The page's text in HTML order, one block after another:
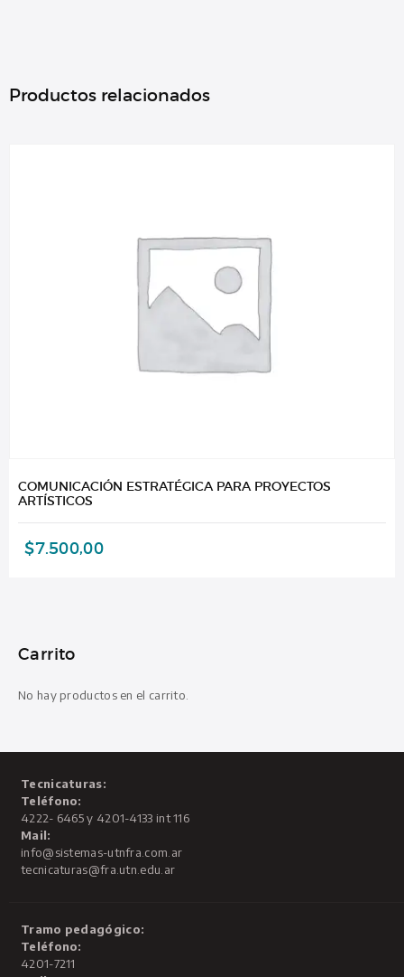
Productos relacionados
COMUNICACIÓN ESTRATÉGICA PARA PROYECTOS
ARTÍSTICOS
$7.500,00
Carrito
No hay productos en el carrito.
Tecnicaturas:
Teléfono:
4222- 6465 y 4201-4133 int 116
Mail:
info@sistemas-utnfra.com.ar
tecnicaturas@fra.utn.edu.ar
Tramo pedagógico:
Teléfono:
4201-7211